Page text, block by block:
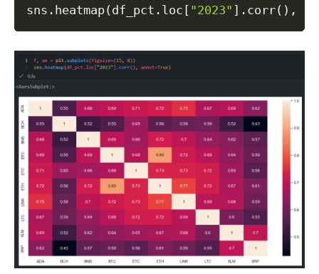
sns . heatmap(df_pct . loc [ "2023" ] . corr( ) ,